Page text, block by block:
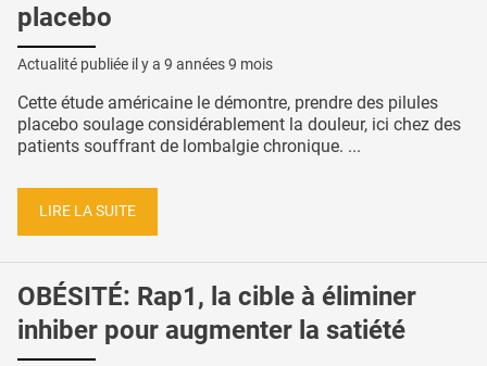
placebo
Actualité publiée il y a 9 années 9 mois
Cette étude américaine le démontre, prendre des pilules
placebo soulage considérablement la douleur, ici chez des
patients souffrant de lombalgie chronique. ...
LIRE LA SUITE
OBÉSITÉ: Rap1, la cible à éliminer
inhiber pour augmenter la satiété